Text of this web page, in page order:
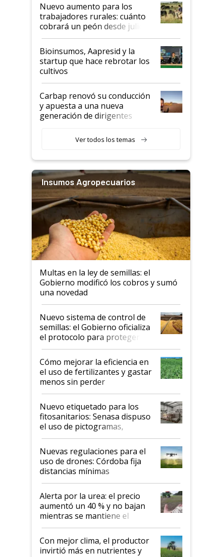
Nuevo aumento para los
trabajadores rurales: cuánto
cobrará un peón desde julio
Bioinsumos, Aapresid y la
startup que hace rebrotar los
cultivos
Carbap renovó su conducción
y apuesta a una nueva
generación de dirigentes
Ver todos los temas
Insumos Agropecuarios
Multas en la ley de semillas: el
Gobierno modificó los cobros y sumó
una novedad
Nuevo sistema de control de
semillas: el Gobierno oficializa
el protocolo para proteger la
propiedad intelectual
Cómo mejorar la eficiencia en
el uso de fertilizantes y gastar
menos sin perder
productividad en la campaña
fina
Nuevo etiquetado para los
fitosanitarios: Senasa dispuso
el uso de pictogramas,
palabras de advertencia e
indicaciones
Nuevas regulaciones para el
uso de drones: Córdoba fija
distancias mínimas
Alerta por la urea: el precio
aumentó un 40 % y no bajan
mientras se mantiene el
conflicto en Medio Oriente
Con mejor clima, el productor
invirtió más en nutrientes y